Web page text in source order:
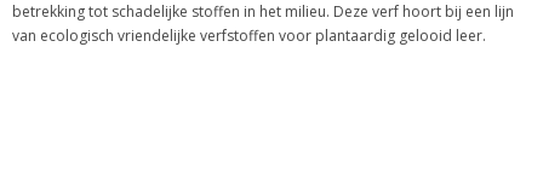
betrekking tot schadelijke stoffen in het milieu. Deze verf hoort bij een lijn
van ecologisch vriendelijke verfstoffen voor plantaardig gelooid leer.